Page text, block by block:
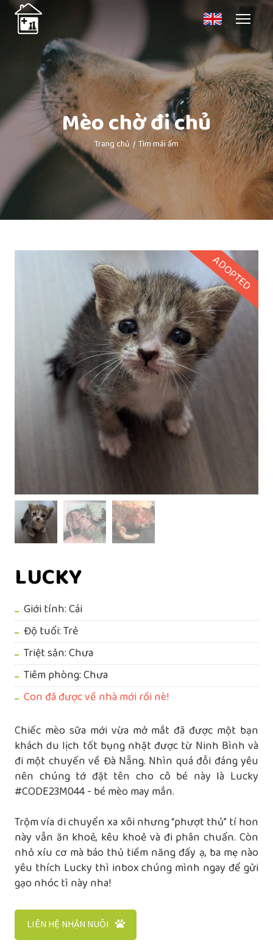
Mèo chờ đi chủ
Trang chủ Tìm mái ấm
ADOPTED
LUCKY
Giới tính: Cái
Độ tuổi: Trẻ
Triệt sản: Chưa
Tiêm phòng: Chưa
Con đã được về nhà mới rồi nè!
Chiếc mèo sữa mới vừa mở mắt đã được một bạn
khách du lịch tốt bụng nhặt được từ Ninh Bình và
đi một chuyến về Đà Nẵng. Nhìn quá đỗi đáng yêu
nên chúng tớ đặt tên cho cô bé này là Lucky
#CODE23M044 - bé mèo may mắn.
Trộm vía di chuyển xa xôi nhưng “phượt thủ” tí hon
này vẫn ăn khoẻ, kêu khoẻ và đi phân chuẩn. Còn
nhỏ xíu cơ mà báo thủ tiềm năng đấy ạ, ba mẹ nào
yêu thích Lucky thì inbox chúng mình ngay để gửi
gạo nhóc tì này nha!
LIÊN HỆ NHẬN NUÔI